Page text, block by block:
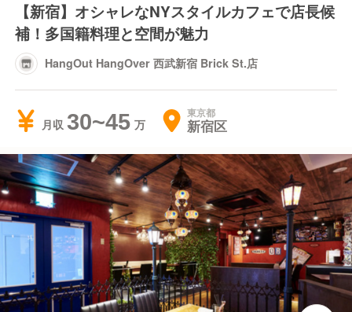
【新宿】オシャレなNYスタイルカフェで店長候
補！多国籍料理と空間が魅力
HangOut HangOver 西武新宿 Brick St.店
月収 30~45 東京都
新宿区